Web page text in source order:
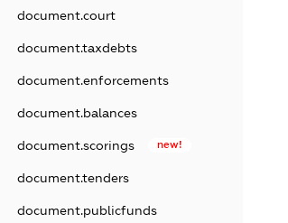
document.court
document.taxdebts
document.enforcements
document.balances
document.scorings new!
document.tenders
document.publicfunds